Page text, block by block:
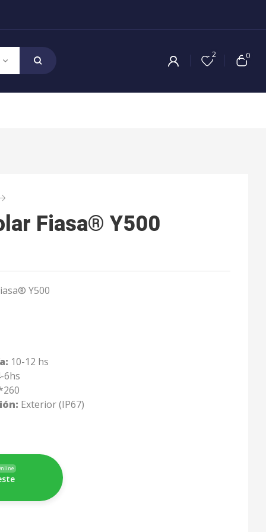
2 0
Fiasa® Y500
Y500
10-12 hs
6hs
Exterior (IP67)